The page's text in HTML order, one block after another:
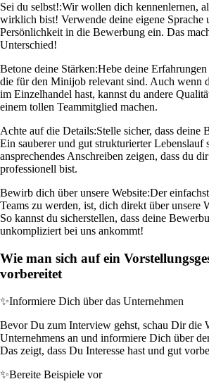
Sei du selbst!:Wir wollen dich kennenlernen,
wirklich bist! Verwende deine eigene Sprache
Persönlichkeit in die Bewerbung ein. Das
Unterschied!
Betone deine Stärken:Hebe deine
die für den Minijob relevant sind. Auch wenn
im Einzelhandel hast, kannst du andere
einem tollen Teammitglied machen.
Achte auf die Details:Stelle sicher, dass deine
Ein sauberer und gut strukturierter Lebenslauf
ansprechendes Anschreiben zeigen, dass du
professionell bist.
Bewirb dich über unsere Website:Der
Teams zu werden, ist, dich direkt über unsere
So kannst du sicherstellen, dass deine
unkompliziert bei uns ankommt!
Wie man sich auf ein
vorbereitet
✨Informiere Dich über das Unternehmen
Bevor Du zum Interview gehst, schau Dir die
Unternehmens an und informiere Dich über
Das zeigt, dass Du Interesse hast und gut
✨Bereite Beispiele vor